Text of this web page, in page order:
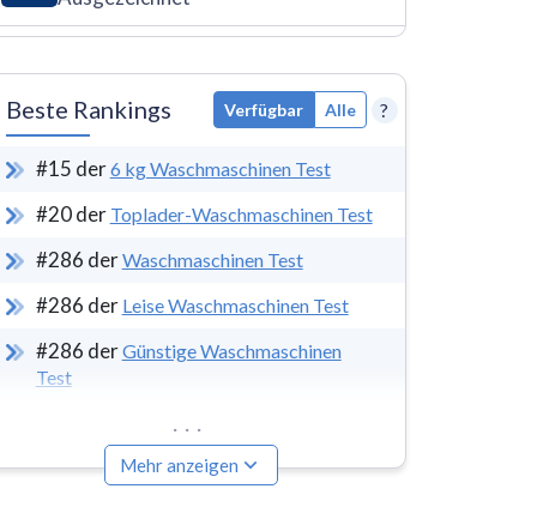
Beste Rankings Verfügbar Alle ?
#15 der6 kg Waschmaschinen Test
#20 der Toplader-Waschmaschinen Test
#286 derWaschmaschinen Test
#286 der Leise Waschmaschinen Test
#286 derGünstige Waschmaschinen
Test
...
Mehr anzeigen